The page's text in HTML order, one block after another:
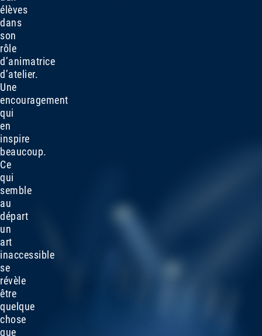
élèves
dans
son
rôle
d’animatrice
d’atelier.
Une
encouragement
qui
en
inspire
beaucoup.
Ce
qui
semble
au
départ
un
art
inaccessible
se
révèle
être
quelque
chose
que